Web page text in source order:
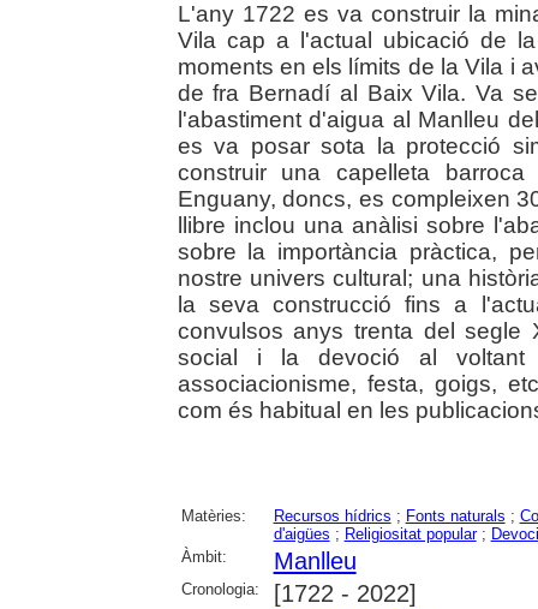
L'any 1722 es va construir la
Vila cap a l'actual ubicació de
moments en els límits de la Vila i
de fra Bernadí al Baix Vila. Va
l'abastiment d'aigua al Manlleu
es va posar sota la protecció
construir una capelleta
Enguany, doncs, es compleixen
llibre inclou una anàlisi sobre
sobre la importància pràctica,
nostre univers cultural; una
la seva construcció fins a
convulsos anys trenta del
social i la devoció al
associacionisme, festa, goigs,
com és habitual en les
Matèries: Recursos hídrics ; Fonts naturals ;
d'aigües ; Religiositat popular;
Àmbit:
Manlleu
Cronologia: [1722 - 2022]